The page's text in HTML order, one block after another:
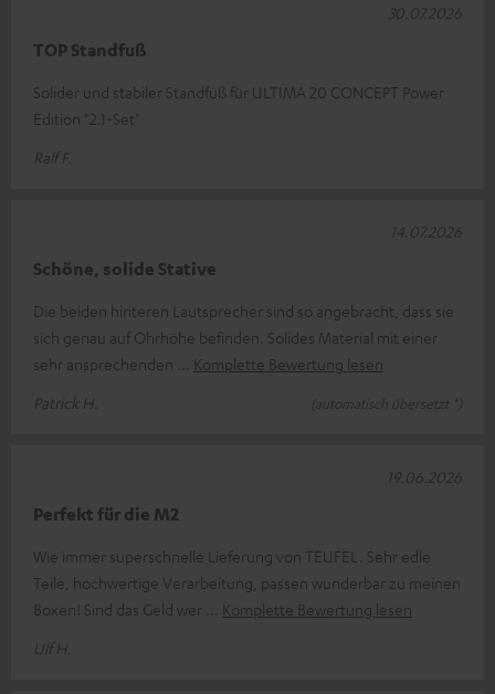
TOP Standfuß
Solider und stabiler Standfuß für ULTIMA 20 CONCEPT Power
Edition "2.1-Set"
Ralf F.
30.07.2026
Schöne, solide Stative
Die beiden hinteren Lautsprecher sind so angebracht, dass sie
sich genau auf Ohrhöhe befinden. Solides Material mit einer
sehr ansprechenden
Komplette Bewertung lesen
Patrick H.
(automatisch übersetzt *)
14.07.2026
Perfekt für die M2
Wie immer superschnelle Lieferung von TEUFEL. Sehr edle
Teile, hochwertige Verarbeitung, passen wunderbar zu meinen
Boxen! Sind das Geld wer
Komplette Bewertung lesen
Ulf H.
19.06.2026